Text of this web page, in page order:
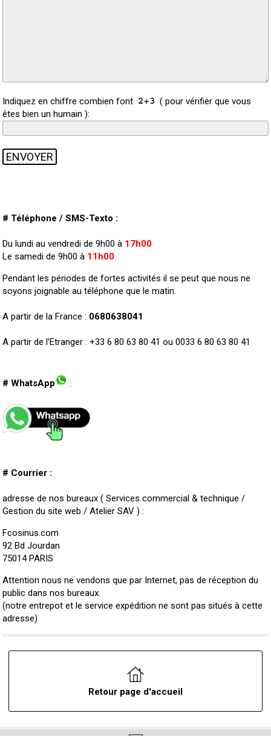
Indiquez en chiffre combien font
( pour vérifier que vous
êtes bien un humain ):
# Téléphone / SMS-Texto :
Du lundi au vendredi de 9h00 à 17h00
Le samedi de 9h00 à 11h00
Pendant les périodes de fortes activités il se peut que nous ne
soyons joignable au téléphone que le matin.
A partir de la France : 0680638041
A partir de l'Etranger : +33 6 80 63 80 41 ou 0033 6 80 63 80 41
# WhatsApp :
# Courrier :
adresse de nos bureaux ( Services commercial & technique /
Gestion du site web / Atelier SAV ) :
Fcosinus.com
92 Bd Jourdan
75014 PARIS
Attention nous ne vendons que par Internet, pas de réception du
public dans nos bureaux.
(notre entrepot et le service expédition ne sont pas situés à cette
adresse)
Retour page d'accueil